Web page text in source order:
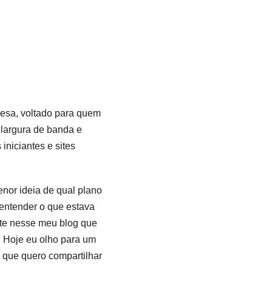
voltado para quem
de banda e
iniciantes e sites
ideia de qual plano
o que estava
nesse meu blog que
eu olho para um
quero compartilhar